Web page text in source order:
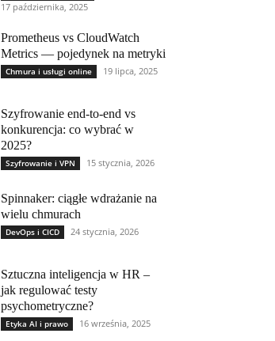
17 października, 2025
Prometheus vs CloudWatch
Metrics — pojedynek na metryki
Chmura i usługi online 19 lipca, 2025
Szyfrowanie end-to-end vs
konkurencja: co wybrać w
2025?
Szyfrowanie i VPN 15 stycznia, 2026
Spinnaker: ciągłe wdrażanie na
wielu chmurach
DevOps i CICD 24 stycznia, 2026
Sztuczna inteligencja w HR –
jak regulować testy
psychometryczne?
Etyka AI i prawo 16 września, 2025